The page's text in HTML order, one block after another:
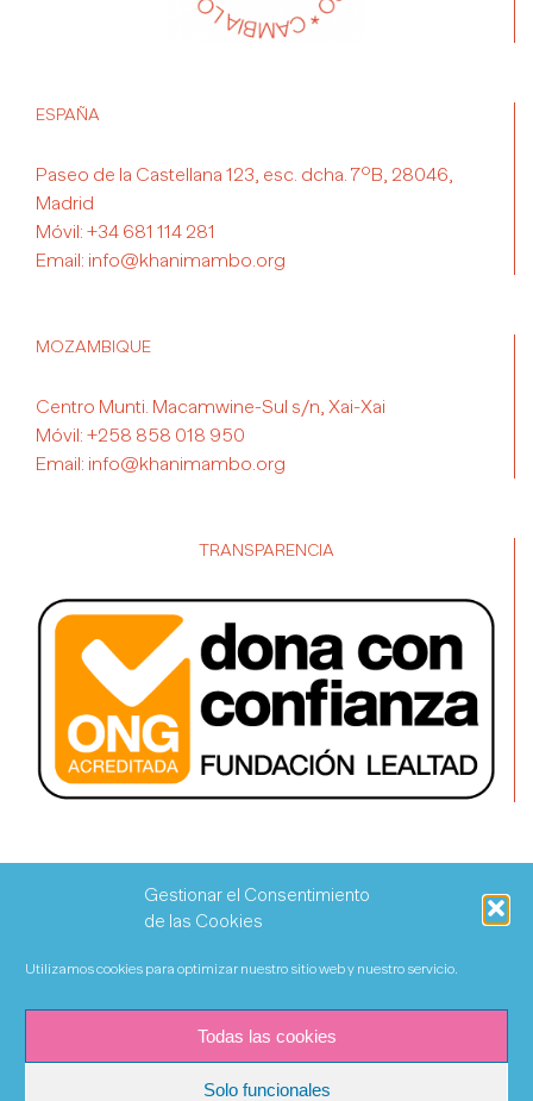
Gestionar el Consentimiento
de las Cookies
Utilizamos cookies para optimizar nuestro sitio web y nuestro servicio.
Todas las cookies
Solo funcionales
ESPAÑA
Paseo de la Castellana 123, esc. dcha. 7ºB, 28046,
Madrid
Móvil: +34 681 114 281
Email: info@khanimambo.org
MOZAMBIQUE
Centro Munti. Macamwine-Sul s/n, Xai-Xai
Móvil: +258 858 018 950
Email: info@khanimambo.org
TRANSPARENCIA